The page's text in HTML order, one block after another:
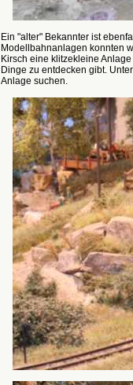
Ein "alter" Bekannter ist
Modellbahnanlagen konnten
Kirsch eine klitzekleine
Dinge zu entdecken gibt.
Anlage suchen.